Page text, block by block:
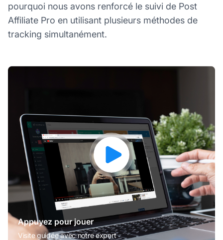
Appuyez pour jouer
Visite guidée avec notre expert
pourquoi nous avons renforcé le suivi de Post
Affiliate Pro en utilisant plusieurs méthodes de
tracking simultanément.